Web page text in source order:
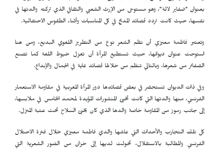
بعنوان "ضفاير لالة"، وهو مستوحى من الإرث الشعبي والثقافي الذي تركته والدتها في
نفسها، حيث كانت تردد قصائد المديح في كل المناسبات وأثناء الطقوس الاحتفالية.
وتعتبر فاطمة معيزي أن نظم الشعر نوع من التطريز اللغوي البديع، ومن هنا
استوحت عنوان ديوانها، حيث تستطيع المرأة أن تغزل خيوط اللغة كما تصنع
الضفائر من شعرها، وبالتالي تنظم من خلالها قصائد غاية في الجمال والإبداع.
وفي ذات الديوان تستحضر في بعض قصائدها دور المرأة المغربية في مقاومة الاستعمار
الفرنسي، منها والدتها التي كانت تخبئ المنشورات المؤيدة لمحمد الخامس في ملابسها،
إلى جانب رموز من المقاومة خاصة والدها الذي كان يخبئ السلاح تحت عتبة المنزل.
كل تلك التجارب والأحداث التي عاشها والديّ فاطمة معيزي خلال فترة الاحتلال
الفرنسي والمطالبة بالاستقلال، تحولت لديها إلى خزان من الصور الشعرية التي